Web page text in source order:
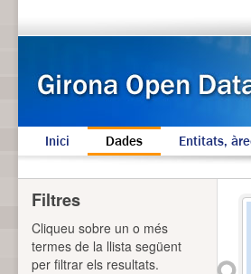
Inici Dades Entitats,
Filtres
Cliqueu sobre un o més
termes de la llista següent
per filtrar els resultats.